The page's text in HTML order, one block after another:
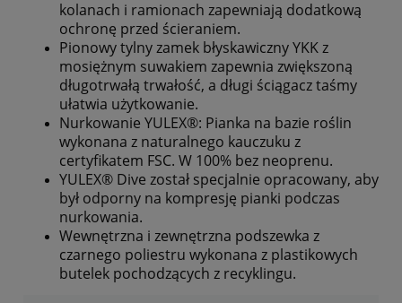
kolanach i ramionach zapewniają dodatkową
ochronę przed ścieraniem.
Pionowy tylny zamek błyskawiczny YKK z
mosiężnym suwakiem zapewnia zwiększoną
długotrwałą trwałość, a długi ściągacz taśmy
ułatwia użytkowanie.
Nurkowanie YULEX®: Pianka na bazie roślin
wykonana z naturalnego kauczuku z
certyfikatem FSC. W 100% bez neoprenu.
YULEX® Dive został specjalnie opracowany, aby
był odporny na kompresję pianki podczas
nurkowania.
Wewnętrzna i zewnętrzna podszewka z
czarnego poliestru wykonana z plastikowych
butelek pochodzących z recyklingu.